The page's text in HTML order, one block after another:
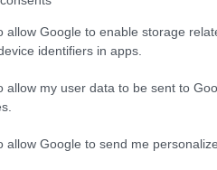
allow Google to enable storage
identifiers in apps.
allow my user data to be sent to
allow Google to send me
διαμαρτυρίας
Ελλάδα|09.09.2019
προσφύγων